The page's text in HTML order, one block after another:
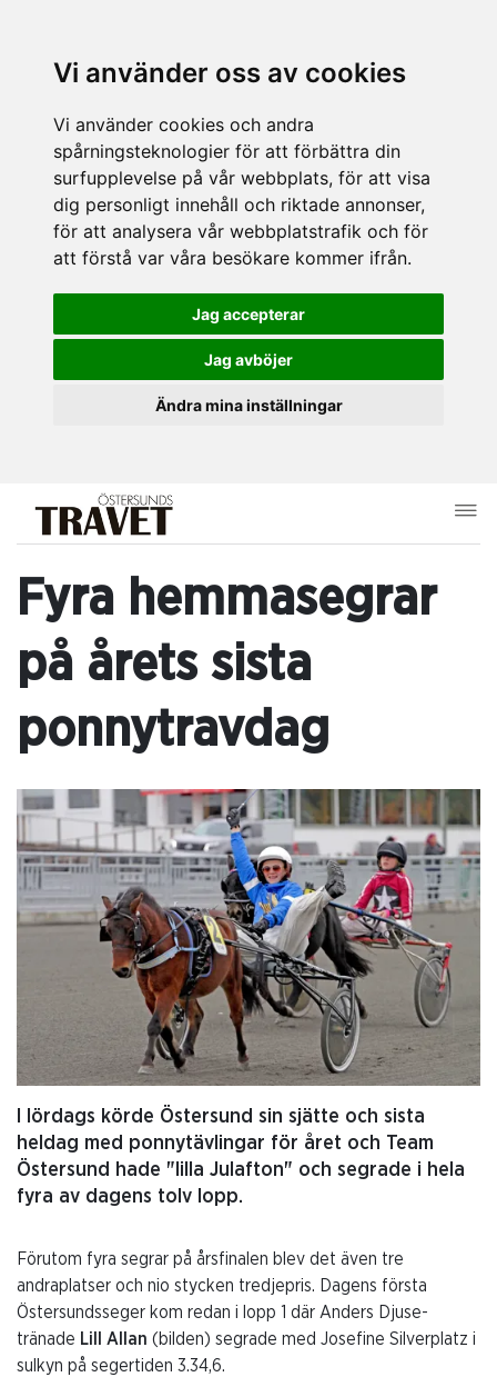
Vi använder oss av cookies
Vi använder cookies och andra
spårningsteknologier för att förbättra din
surfupplevelse på vår webbplats, för att visa
dig personligt innehåll och riktade annonser,
för att analysera vår webbplatstrafik och för
att förstå var våra besökare kommer ifrån.
Jag accepterar
Jag avböjer
Ändra mina inställningar
Fyra hemmasegrar
på årets sista
ponnytravdag
I lördags körde Östersund sin sjätte och sista
heldag med ponnytävlingar för året och Team
Östersund hade "lilla Julafton" och segrade i hela
fyra av dagens tolv lopp.
Förutom fyra segrar på årsfinalen blev det även tre
andraplatser och nio stycken tredjepris. Dagens första
Östersundsseger kom redan i lopp 1 där Anders Djuse-
tränade Lill Allan (bilden) segrade med Josefine Silverplatz i
sulkyn på segertiden 3.34,6.